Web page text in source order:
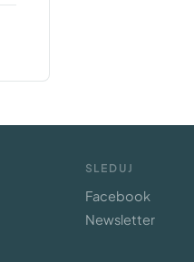
SLEDUJ
Facebook
Newsletter